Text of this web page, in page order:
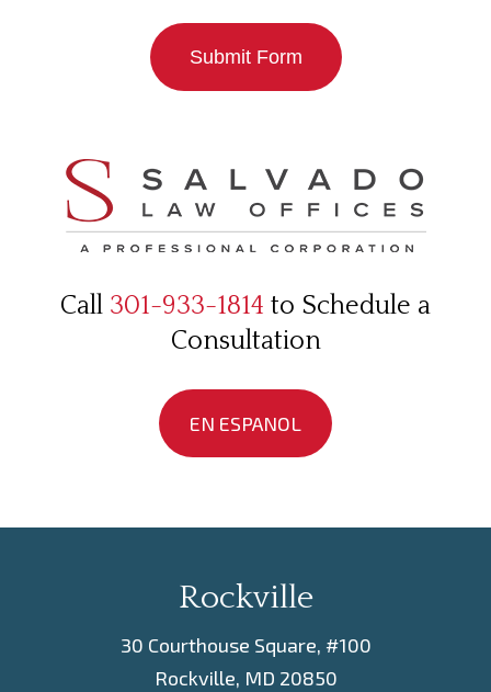
Submit Form
Call 301-933-1814 to Schedule a
Consultation
EN ESPANOL
Rockville
30 Courthouse Square, #100
Rockville, MD 20850